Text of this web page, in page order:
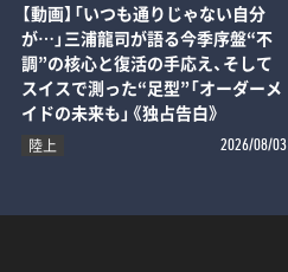
【動画】「いつも通りじゃない自分
が…」三浦龍司が語る今季序盤“不
調”の核心と復活の手応え、そして
スイスで測った“足型”「オーダーメ
イドの未来も」《独占告白》
陸上 2026/08/03